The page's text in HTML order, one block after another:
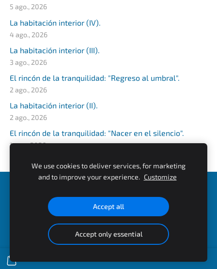
5 ago., 2026
La habitación interior (IV).
4 ago., 2026
La habitación interior (III).
3 ago., 2026
El rincón de la tranquilidad: "Regreso al umbral".
2 ago., 2026
La habitación interior (II).
2 ago., 2026
El rincón de la tranquilidad: "Nacer en el silencio".
1 ago., 2026
uCreated withMozello- the world's easiest to use website
builder.
We use cookies to deliver services, for marketing
and to improve your experience. Customize
Accept all
Accept only essential